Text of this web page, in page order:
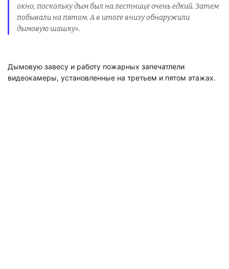
окно, поскольку дым был на лестнице очень едкий. Затем
побывали на пятом. А в итоге внизу обнаружили
дымовую шашку».
Дымовую завесу и работу пожарных запечатлели
видеокамеры, установленные на третьем и пятом этажах.